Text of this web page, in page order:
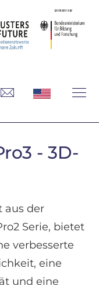
- 3D-
aus der
Serie, bietet
verbesserte
eine
und eine